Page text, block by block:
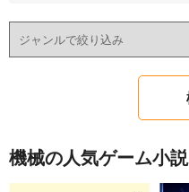
機械の人気ゲーム小説